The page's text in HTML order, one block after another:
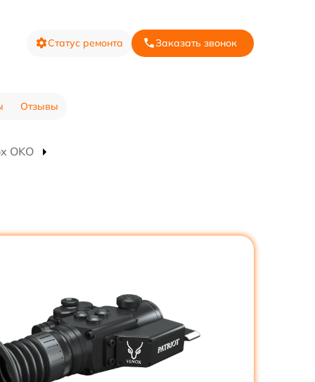
Статус ремонта Заказать звонок
Отзывы
OKO